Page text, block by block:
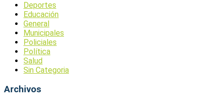
Deportes
Educación
General
Municipales
Policiales
Política
Salud
Sin Categoria
Archivos